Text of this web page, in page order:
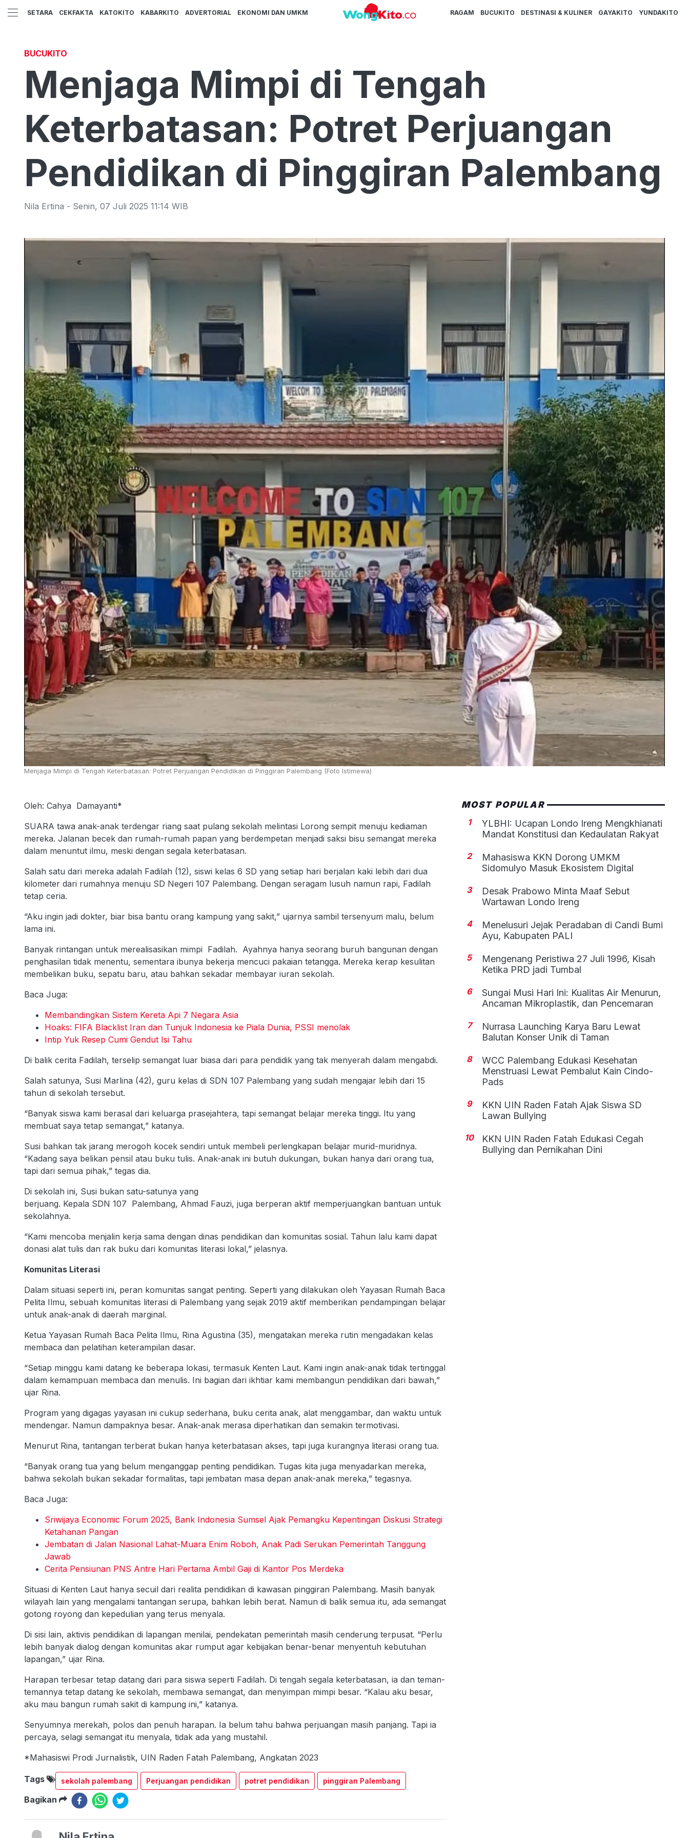
SETARA CEKFAKTA KATOKITO KABARKITO ADVERTORIAL EKONOMI DAN UMKM RAGAM BUCUKITO DESTINASI & KULINER GAYAKITO YUNDAKITO
BUCUKITO
Menjaga Mimpi di Tengah
Keterbatasan: Potret Perjuangan
Pendidikan di Pinggiran Palembang
Nila Ertina - Senin, 07 Juli 2025 11:14 WIB
Menjaga Mimpi di Tengah Keterbatasan: Potret Perjuangan Pendidikan di Pinggiran Palembang (Foto Istimewa)
Oleh: Cahya Damayanti*
SUARA tawa anak-anak terdengar riang saat pulang sekolah melintasi Lorong sempit menuju kediaman
mereka. Jalanan becek dan rumah-rumah papan yang berdempetan menjadi saksi bisu semangat mereka
dalam menuntut ilmu, meski dengan segala keterbatasan.
Salah satu dari mereka adalah Fadilah (12), siswi kelas 6 SD yang setiap hari berjalan kaki lebih dari dua
kilometer dari rumahnya menuju SD Negeri 107 Palembang. Dengan seragam lusuh namun rapi, Fadilah
tetap ceria.
“Aku ingin jadi dokter, biar bisa bantu orang kampung yang sakit,” ujarnya sambil tersenyum malu, belum
lama ini.
Banyak rintangan untuk merealisasikan mimpi Fadilah. Ayahnya hanya seorang buruh bangunan dengan
penghasilan tidak menentu, sementara ibunya bekerja mencuci pakaian tetangga. Mereka kerap kesulitan
membelikan buku, sepatu baru, atau bahkan sekadar membayar iuran sekolah.
Baca Juga:
Membandingkan Sistem Kereta Api 7 Negara Asia
Hoaks: FIFA Blacklist Iran dan Tunjuk Indonesia ke Piala Dunia, PSSI menolak
Intip Yuk Resep Cumi Gendut Isi Tahu
Di balik cerita Fadilah, terselip semangat luar biasa dari para pendidik yang tak menyerah dalam mengabdi.
Salah satunya, Susi Marlina (42), guru kelas di SDN 107 Palembang yang sudah mengajar lebih dari 15
tahun di sekolah tersebut.
“Banyak siswa kami berasal dari keluarga prasejahtera, tapi semangat belajar mereka tinggi. Itu yang
membuat saya tetap semangat,” katanya.
Susi bahkan tak jarang merogoh kocek sendiri untuk membeli perlengkapan belajar murid-muridnya.
“Kadang saya belikan pensil atau buku tulis. Anak-anak ini butuh dukungan, bukan hanya dari orang tua,
tapi dari semua pihak,” tegas dia.
Di sekolah ini, Susi bukan satu-satunya yang
berjuang. Kepala SDN 107 Palembang, Ahmad Fauzi, juga berperan aktif memperjuangkan bantuan untuk
sekolahnya.
“Kami mencoba menjalin kerja sama dengan dinas pendidikan dan komunitas sosial. Tahun lalu kami dapat
donasi alat tulis dan rak buku dari komunitas literasi lokal,” jelasnya.
Komunitas Literasi
Dalam situasi seperti ini, peran komunitas sangat penting. Seperti yang dilakukan oleh Yayasan Rumah Baca
Pelita Ilmu, sebuah komunitas literasi di Palembang yang sejak 2019 aktif memberikan pendampingan belajar
untuk anak-anak di daerah marginal.
Ketua Yayasan Rumah Baca Pelita Ilmu, Rina Agustina (35), mengatakan mereka rutin mengadakan kelas
membaca dan pelatihan keterampilan dasar.
“Setiap minggu kami datang ke beberapa lokasi, termasuk Kenten Laut. Kami ingin anak-anak tidak tertinggal
dalam kemampuan membaca dan menulis. Ini bagian dari ikhtiar kami membangun pendidikan dari bawah,”
ujar Rina.
Program yang digagas yayasan ini cukup sederhana, buku cerita anak, alat menggambar, dan waktu untuk
mendengar. Namun dampaknya besar. Anak-anak merasa diperhatikan dan semakin termotivasi.
Menurut Rina, tantangan terberat bukan hanya keterbatasan akses, tapi juga kurangnya literasi orang tua.
“Banyak orang tua yang belum menganggap penting pendidikan. Tugas kita juga menyadarkan mereka,
bahwa sekolah bukan sekadar formalitas, tapi jembatan masa depan anak-anak mereka,” tegasnya.
Baca Juga:
Sriwijaya Economic Forum 2025, Bank Indonesia Sumsel Ajak Pemangku Kepentingan Diskusi Strategi
Ketahanan Pangan
Jembatan di Jalan Nasional Lahat-Muara Enim Roboh, Anak Padi Serukan Pemerintah Tanggung
Jawab
Cerita Pensiunan PNS Antre Hari Pertama Ambil Gaji di Kantor Pos Merdeka
Situasi di Kenten Laut hanya secuil dari realita pendidikan di kawasan pinggiran Palembang. Masih banyak
wilayah lain yang mengalami tantangan serupa, bahkan lebih berat. Namun di balik semua itu, ada semangat
gotong royong dan kepedulian yang terus menyala.
Di sisi lain, aktivis pendidikan di lapangan menilai, pendekatan pemerintah masih cenderung terpusat. “Perlu
lebih banyak dialog dengan komunitas akar rumput agar kebijakan benar-benar menyentuh kebutuhan
lapangan,” ujar Rina.
Harapan terbesar tetap datang dari para siswa seperti Fadilah. Di tengah segala keterbatasan, ia dan teman-
temannya tetap datang ke sekolah, membawa semangat, dan menyimpan mimpi besar. “Kalau aku besar,
aku mau bangun rumah sakit di kampung ini,” katanya.
Senyumnya merekah, polos dan penuh harapan. Ia belum tahu bahwa perjuangan masih panjang. Tapi ia
percaya, selagi semangat itu menyala, tidak ada yang mustahil.
*Mahasiswi Prodi Jurnalistik, UIN Raden Fatah Palembang, Angkatan 2023
Tags sekolah palembang Perjuangan pendidikan potret pendidikan pinggiran Palembang
Bagikan
MOST POPULAR
1
YLBHI: Ucapan Londo Ireng Mengkhianati
Mandat Konstitusi dan Kedaulatan Rakyat
2
Mahasiswa KKN Dorong UMKM
Sidomulyo Masuk Ekosistem Digital
3
Desak Prabowo Minta Maaf Sebut
Wartawan Londo Ireng
4
Menelusuri Jejak Peradaban di Candi Bumi
Ayu, Kabupaten PALI
5
Mengenang Peristiwa 27 Juli 1996, Kisah
Ketika PRD jadi Tumbal
6
Sungai Musi Hari Ini: Kualitas Air Menurun,
Ancaman Mikroplastik, dan Pencemaran
7
Nurrasa Launching Karya Baru Lewat
Balutan Konser Unik di Taman
8
WCC Palembang Edukasi Kesehatan
Menstruasi Lewat Pembalut Kain Cindo-
Pads
9
KKN UIN Raden Fatah Ajak Siswa SD
Lawan Bullying
10
KKN UIN Raden Fatah Edukasi Cegah
Bullying dan Pernikahan Dini